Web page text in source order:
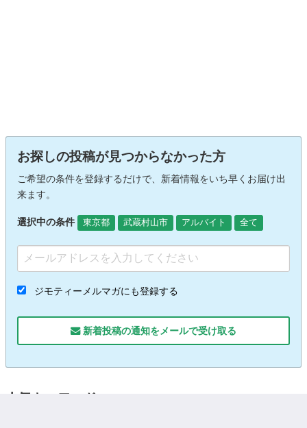
お探しの投稿が見つからなかった方
ご希望の条件を登録するだけで、新着情報をいち早くお届け出
来ます。
選択中の条件 東京都 武蔵村山市 アルバイト 全て
ジモティーメルマガにも登録する
新着投稿の通知をメールで受け取る
人気キーワード